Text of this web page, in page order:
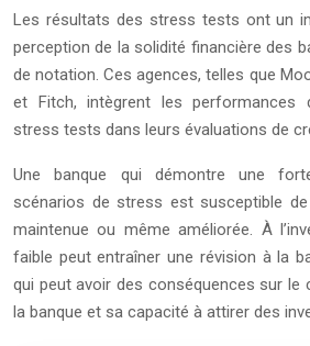
Les résultats des stress tests ont un
perception de la solidité financière des
de notation. Ces agences, telles que
et Fitch, intègrent les performances
stress tests dans leurs évaluations de
Une banque qui démontre une
scénarios de stress est susceptible
maintenue ou même améliorée. À
faible peut entraîner une révision à la
qui peut avoir des conséquences sur le
la banque et sa capacité à attirer des